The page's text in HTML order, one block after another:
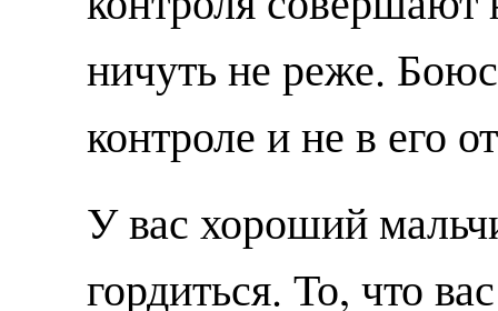
ничуть не реже.
контроле и не в его
У вас хороший
гордиться. То, что